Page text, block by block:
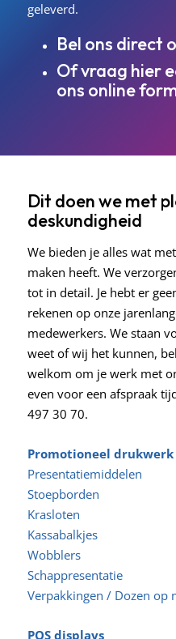
geleverd.
Bel ons direct
Of vraag hier
ons online
Dit doen we met
deskundigheid
We bieden je alles wat
maken heeft. We
tot in detail. Je hebt er
rekenen op onze
medewerkers. We staan
weet of wij het kunnen,
welkom om je werk met
even voor een afspraak
497 30 70.
Promotioneel drukwerk
Presentatiemiddelen
Stoepborden
Krasloten
Kassabalkjes
Wobblers
Schappresentatie
Verpakkingen / Dozen op
POS displays